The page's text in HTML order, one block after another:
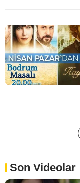
Son Videolar